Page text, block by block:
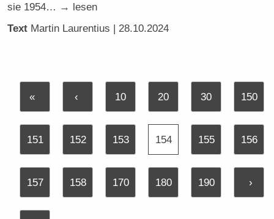
sie 1954… → lesen
Text Martin Laurentius | 28.10.2024
« ‹ 10 20 30 150
151 152 153 154 155 156
157 158 170 180 190 ›